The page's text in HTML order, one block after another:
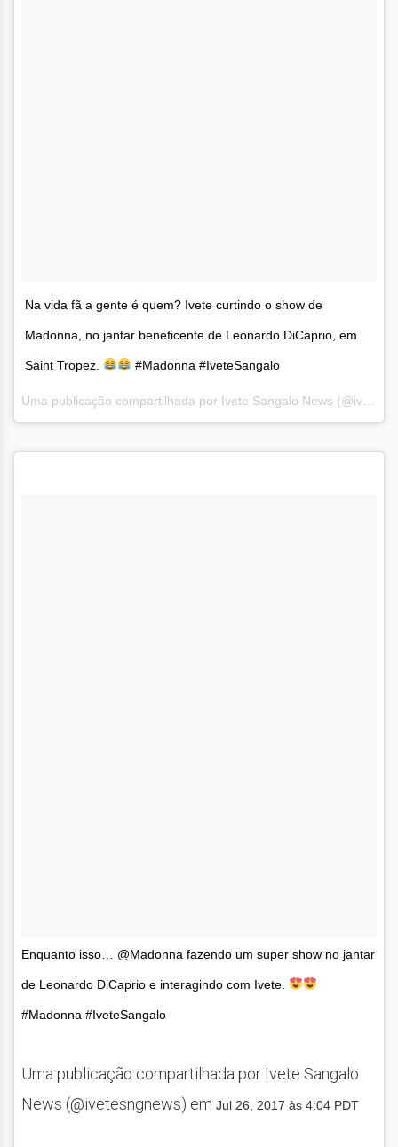
Na vida fã a gente é quem? Ivete curtindo o show de
Madonna, no jantar beneficente de Leonardo DiCaprio, em
Saint Tropez. #Madonna #IveteSangalo
Enquanto isso… @Madonna fazendo um super show no jantar
de Leonardo DiCaprio e interagindo com Ivete.
#Madonna #IveteSangalo
Uma publicação compartilhada por Ivete Sangalo
News (@ivetesngnews) em Jul 26, 2017 às 4:04 PDT